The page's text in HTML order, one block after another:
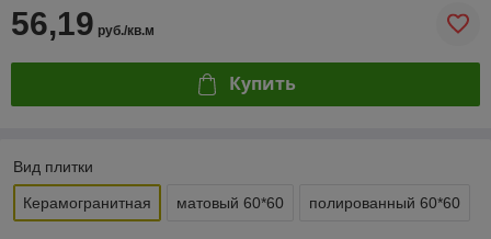
56,19 руб./кв.м
Купить
Вид плитки
Керамогранитная матовый 60*60 полированный 60*60